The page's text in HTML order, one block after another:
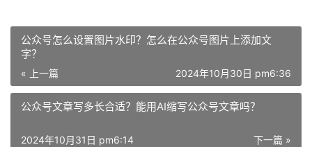
公众号怎么设置图片水印？怎么在公众号图片上添加文
字？
« 上一篇 2024年10月30日 pm6:36
公众号文章写多长合适？能用AI缩写公众号文章吗？
下一篇 »
2024年10月31日 pm6:14